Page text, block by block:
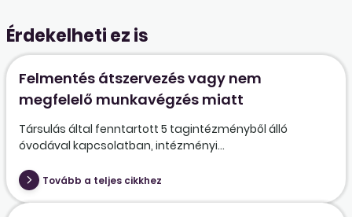
Érdekelheti ez is
Felmentés átszervezés vagy nem
megfelelő munkavégzés miatt
Társulás által fenntartott 5 tagintézményből álló
óvodával kapcsolatban, intézményi...
Tovább a teljes cikkhez